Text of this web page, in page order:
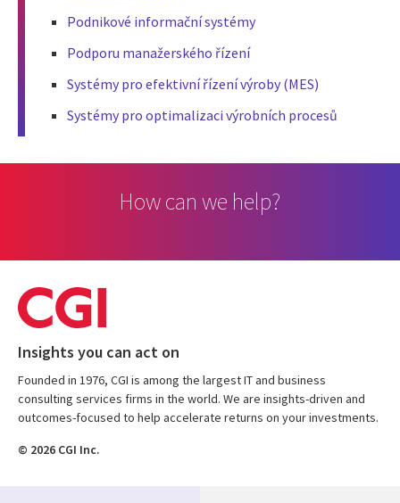
Podnikové informační systémy
Podporu manažerského řízení
Systémy pro efektivní řízení výroby (MES)
Systémy pro optimalizaci výrobních procesů
How can we help?
Insights you can act on
Founded in 1976, CGI is among the largest IT and business
consulting services firms in the world. We are insights-driven and
outcomes-focused to help accelerate returns on your investments.
© 2026 CGI Inc.